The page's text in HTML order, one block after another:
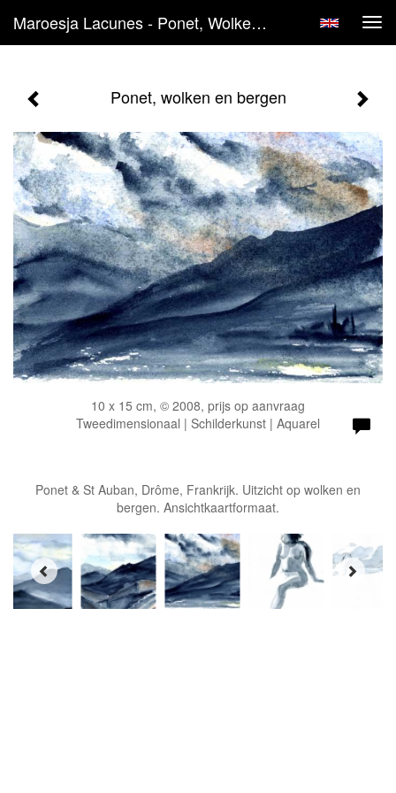
Maroesja Lacunes - Ponet, Wolken En Bergen
Ponet, wolken en bergen
10 x 15 cm, © 2008, prijs op aanvraag
Tweedimensionaal | Schilderkunst | Aquarel
Ponet & St Auban, Drôme, Frankrijk. Uitzicht op wolken en
bergen. Ansichtkaartformaat.